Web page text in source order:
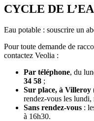
CYCLE DE
Eau potable : souscrire un
Pour toute demande de
contactez Veolia :
Par téléphone, du
34 58 ;
Sur place, à Villeroy
rendez-vous les
Sans rendez-vous :
à 16h30.